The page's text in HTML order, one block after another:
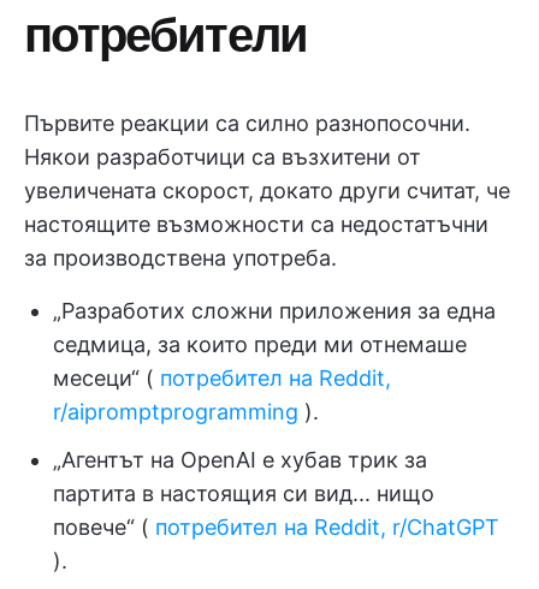
потребители
Първите реакции са силно разнопосочни.
Някои разработчици са възхитени от
увеличената скорост, докато други считат, че
настоящите възможности са недостатъчни
за производствена употреба.
„Разработих сложни приложения за една
седмица, за които преди ми отнемаше
месеци“ ( потребител на Reddit,
r/aipromptprogramming ).
„Агентът на OpenAI е хубав трик за
партита в настоящия си вид... нищо
повече“ ( потребител на Reddit, r/ChatGPT
).